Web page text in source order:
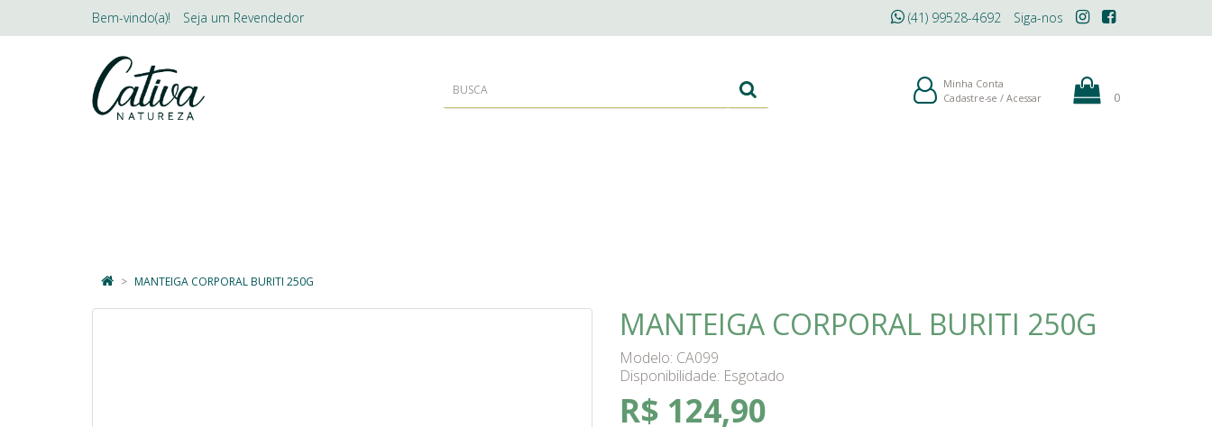
Bem-vindo(a)! Seja um Revendedor (41) 99528-4692 Siga-nos
Minha Conta
Cadastre-se / Acessar 0
LINHAS
MANTEIGA CORPORAL BURITI 250G
MANTEIGA CORPORAL BURITI 250G
Modelo: CA099
Disponibilidade: Esgotado
R$ 124,90